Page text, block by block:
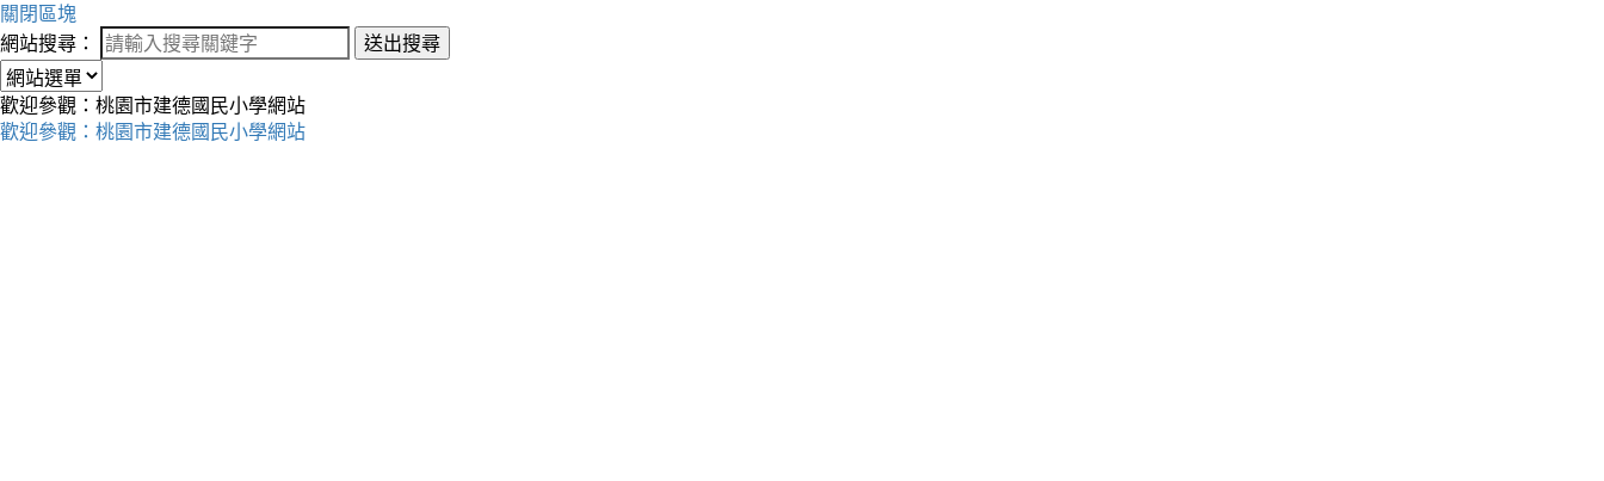
關閉區塊
網站搜尋：
送出搜尋
歡迎參觀：桃園市建德國民小學網站
歡迎參觀：桃園市建德國民小學網站